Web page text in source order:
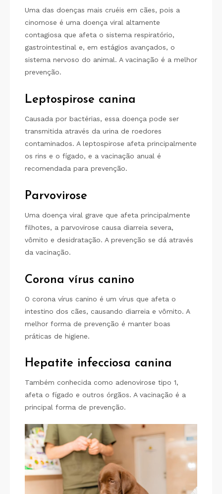
Uma das doenças mais cruéis em cães, pois a
cinomose é uma doença viral altamente
contagiosa que afeta o sistema respiratório,
gastrointestinal e, em estágios avançados, o
sistema nervoso do animal. A vacinação é a melhor
prevenção.
Leptospirose canina
Causada por bactérias, essa doença pode ser
transmitida através da urina de roedores
contaminados. A leptospirose afeta principalmente
os rins e o fígado, e a vacinação anual é
recomendada para prevenção.
Parvovirose
Uma doença viral grave que afeta principalmente
filhotes, a parvovirose causa diarreia severa,
vômito e desidratação. A prevenção se dá através
da vacinação.
Corona vírus canino
O corona vírus canino é um vírus que afeta o
intestino dos cães, causando diarreia e vômito. A
melhor forma de prevenção é manter boas
práticas de higiene.
Hepatite infecciosa canina
Também conhecida como adenovirose tipo 1,
afeta o fígado e outros órgãos. A vacinação é a
principal forma de prevenção.